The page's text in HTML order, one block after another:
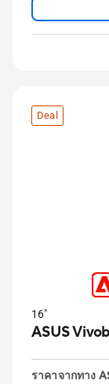
Deal
16"
ASUS
ราคาจากทาง